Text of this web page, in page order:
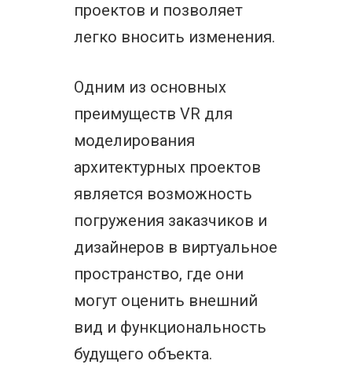
проектов и позволяет
легко вносить изменения.
Одним из основных
преимуществ VR для
моделирования
архитектурных проектов
является возможность
погружения заказчиков и
дизайнеров в виртуальное
пространство, где они
могут оценить внешний
вид и функциональность
будущего объекта.